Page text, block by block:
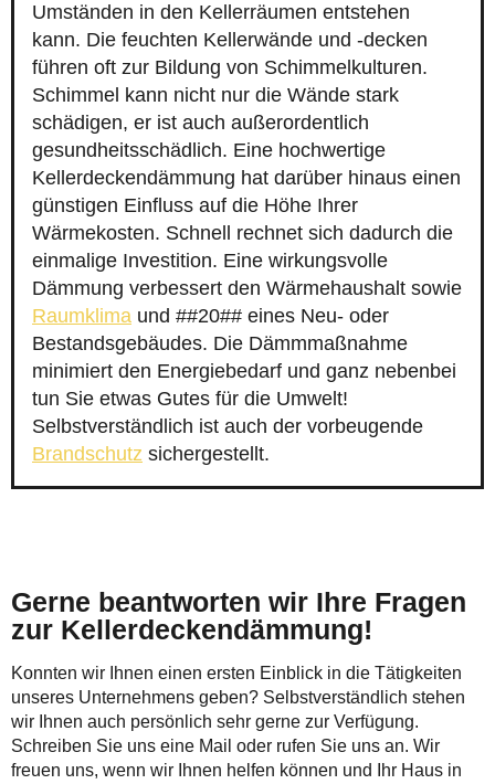
Umständen in den Kellerräumen entstehen
kann. Die feuchten Kellerwände und -decken
führen oft zur Bildung von Schimmelkulturen.
Schimmel kann nicht nur die Wände stark
schädigen, er ist auch außerordentlich
gesundheitsschädlich. Eine hochwertige
Kellerdeckendämmung hat darüber hinaus einen
günstigen Einfluss auf die Höhe Ihrer
Wärmekosten. Schnell rechnet sich dadurch die
einmalige Investition. Eine wirkungsvolle
Dämmung verbessert den Wärmehaushalt sowie
Raumklima und ##20## eines Neu- oder
Bestandsgebäudes. Die Dämmmaßnahme
minimiert den Energiebedarf und ganz nebenbei
tun Sie etwas Gutes für die Umwelt!
Selbstverständlich ist auch der vorbeugende
Brandschutz sichergestellt.
Gerne beantworten wir Ihre Fragen
zur Kellerdeckendämmung!
Konnten wir Ihnen einen ersten Einblick in die Tätigkeiten
unseres Unternehmens geben? Selbstverständlich stehen
wir Ihnen auch persönlich sehr gerne zur Verfügung.
Schreiben Sie uns eine Mail oder rufen Sie uns an. Wir
freuen uns, wenn wir Ihnen helfen können und Ihr Haus in